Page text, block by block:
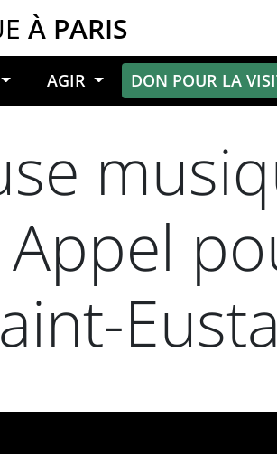
À PARIS
AGIR DON POUR LA